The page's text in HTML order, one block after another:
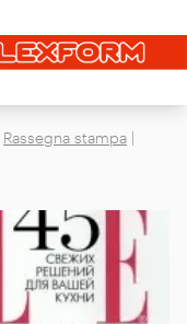
Rassegna stampa |